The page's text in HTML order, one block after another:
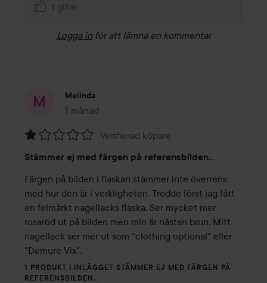
1 gillar
Logga in för att lämna en kommentar
Melinda
1 månad
Inlägget skapades 1 månad
1
av
5
Verifierad köpare
Stämmer ej med färgen på referensbilden..
Färgen på bilden i flaskan stämmer inte överrens
med hur den är i verkligheten. Trodde först jag fått
en felmärkt nagellacks flaska. Ser mycket mer
rosaröd ut på bilden men min är nästan brun. Mitt
nagellack ser mer ut som "clothing optional" eller
"Demure Vix".
1 PRODUKT I INLÄGGET STÄMMER EJ MED FÄRGEN PÅ
REFERENSBILDEN..